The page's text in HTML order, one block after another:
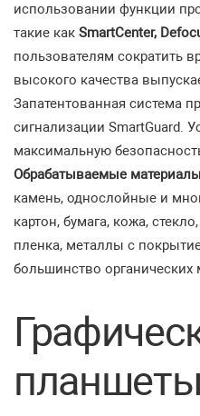
использовании функции
такие как SmartCenter,
пользователям сократить
высокого качества
Запатентованная система
сигнализации SmartGuard.
максимальную
Обрабатываемые
камень, однослойные и
картон, бумага, кожа,
пленка, металлы с
большинство органических
планшеты